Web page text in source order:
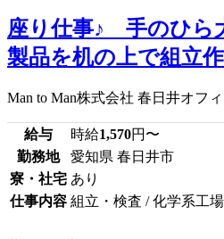
座り仕事♪ 手のひら
製品を机の上で組立
Man to Man株式会社 春日井オフ
給与 時給1,570円〜
勤務地
愛知県 春日井市
寮・社宅 あり
仕事内容 組立・検査 / 化学系工